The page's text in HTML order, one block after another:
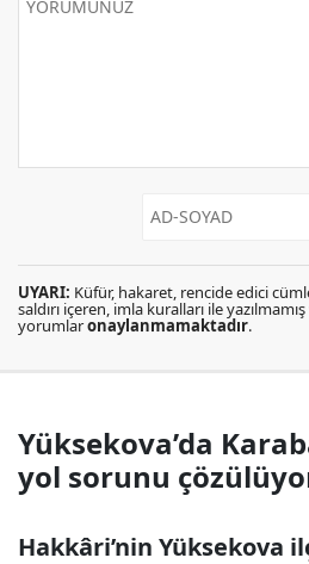
UYARI: Küfür, hakaret, rencide edici
saldırı içeren, imla kuralları ile
yorumlaronaylanmamaktadır.
Yüksekova’da
yol sorunu
Hakkâri’nin Yüksekova